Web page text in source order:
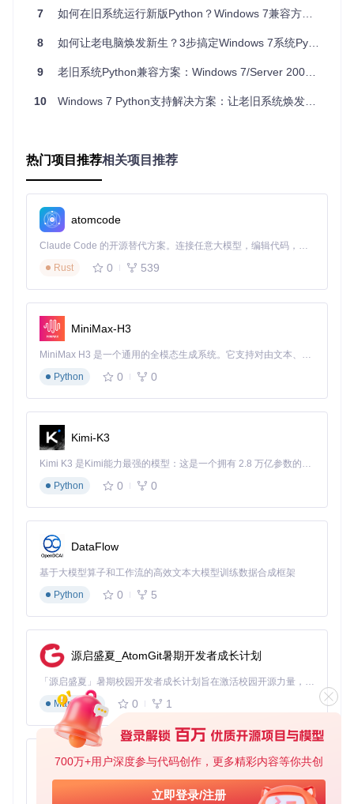
700万+用户深度参与代码创作，更多精彩内容等你共创
立即登录/注册
支持
新
户
3.11.x
支持
内存效率
选
3.13.x
部分
支持
自由线程模式实验
性支持
技术探索场
本，其引入的PEP 659优化可显著提升应用程序响应速度。
获取安装文件
访问项目仓库获取对应版本的完整安装程序。推荐选择文件名
本号），该版本包含完整的标准库和开发工具。下载完成后，
建议通过文件属性的"数字签名"选项验证安装包完整性。
配置安装参数
双击运行安装程序，在初始界面勾选"Add Python to PATH"选
项（此选项位于安装界面底部），该设置将自动配置环境变
n"进入高级配置界面，建议保留默认组件选择，对于固态硬盘
用户可勾选"Install for all users"选项以获得更好的性能表现。
[安装参数配置示意图]
完成安装验证
组合键打开运行对话框，输入
python --version
若命令返回版本信息且无错误提示，表明基础安装成功。建议
进一步测试pip功能，尝试安装一个基础包（如
requests）以确认包管理系统正常工作。
排查常见故障
安装程序无法启动
此问题通常由系统缺少KB2533623补丁导致。解决方法：从微
软官方渠道获取并安装该补丁，重启系统后再次尝试安装。对
于64位系统，需确保下载对应架构的补丁版本。
环境变量未生效
python提示"不是内部或外部命令"，可
手动检查环境变量配置：右键"计算机-属性-高级系统设置-环
7 如何在旧系统运行新版Python？Windows 7兼容方案完全指南
8 如何让老电脑焕发新生？3步搞定Windows 7系统Python升级
9 老旧系统Python兼容方案：Windows 7/Server 2008 R2技术实现
10 Windows 7 Python支持解决方案：让老旧系统焕发新生
热门项目推荐相关项目推荐
atomcode
Claude Code 的开源替代方案。连接任意大模型，编辑代码，运行命令，自动验证 — 全自动执行。用 Rust 构建，极致性能。 ｜ An open-source alternative to Claude Code. Connect any LLM, edit code, run commands, and verify changes — autonomously. Built in Rust for speed. Get Started
Rust
0 539
MiniMax-H3
MiniMax H3 是一个通用的全模态生成系统。它支持对由文本、图像、视频和音频组成的多模态上下文进行统一理解，并能生成分辨率高达 2K、时长可达 15 秒的带原生立体声音频的视频。得益于面向任务泛化的系统设计，H3 在预训练阶段就已具备广泛的多模态上下文理解与生成能力，能够出色地执行复杂的多模态指令。
Python
0 0
Kimi-K3
Kimi K3 是Kimi能力最强的模型：这是一个拥有 2.8 万亿参数的混合专家（MoE）模型，具备原生视觉理解能力，并支持 100 万 token 的上下文窗口。
Python
0 0
DataFlow
基于大模型算子和工作流的高效文本大模型训练数据合成框架
Python
0 5
源启盛夏_AtomGit暑期开发者成长计划
「源启盛夏」暑期校园开发者成长计划旨在激活校园开源力量，通过积分激励、认证扶持、资源倾斜等形式，引导高校组织和开发者完成「入驻 — 建项目 — 做贡献 — 获认证 — 得资源」的完整闭环。无论你是想带领社团入驻平台的组织者，还是希望用代码贡献证明自己的开发者，都能在这里找到属于你的成长路径。
Markdown
0 1
py-xiaozhi
基于Python的Xiaozhi AI，适用于想要完整Xiaozhi体验而无需拥有专用硬件的用户。